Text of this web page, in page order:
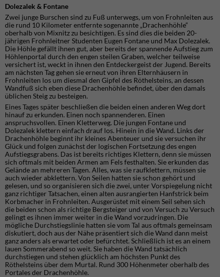
Dolezalek & Fontane
Zwei junge Burschen sind zu Fuß unterwegs, um von Frohnleiten aus
die rund 10 Kilometer entfernte sogenannte „Drachenhöhle“
oberhalb von Mixnitz zu besichtigen. Es sind dies die beiden 20-
jährigen Frohnleitner Studenten Eugen Fontane und Max Dolezalek.
Die Höhle gefällt ihnen gut, aber bereits der spannende Aufstieg zum
Höhlenportal durch den engen steilen Graben, welcher teilweise
versichert ist, weckt in ihnen den Entdeckergeist der Jugend. Bereits
am nächsten Tag gehen sie erneut von ihren Elternhäusern in
Frohnleiten los um diesmal den Gipfel des Röthelsteins, an dessen
Wandfuß sich eben diese Drachenhöhle befindet, über den damals
üblichen Steig zu besteigen.
Eines Tages später beschließen die beiden einen anderen Weg dort
hinauf zu erkunden. Einen noch spannenderen. Einen
anspruchsvollen. Einen Kletterweg. Die jungen Fontane und
Dolezalek klettern einfach drauf los. Hinein in die Wand. Links der
Drachenhöhle beginnt ihr kleines Abenteuer und sie versuchen ihr
Glück und folgen zunächst der logischen Fortsetzung des engen
Aufstiegsgrabens. Das ist bereits richtiges Klettern, denn sie müssen
sich oftmals mit beiden Armen am Fels festhalten. Sie erkunden das
Gelände an mehreren Tagen. Alles, was sie raufklettern, müssen sie
auch wieder abklettern. Von Seilen hatten sie schon gehört und
gelesen, und so organisieren sich die zwei, unter Vorspiegelung nicht
ganz richtiger Tatsachen, einen alten ausrangierten Hanfstrick beim
Korbmacher in Frohnleiten. Ausgerüstet mit einem Seil sehen sich
die beiden schon als richtige Bergsteiger und von Versuch zu Versuch
gelingt es ihnen immer weiter in die Wand vorzudringen. Die
mögliche Durchstiegslinie hatten sie vom Tal aus oftmals gemeinsam
diskutiert, doch aus der Nähe präsentiert sich die Wand dann meist
ganz anders als erwartet oder befürchtet. Schließlich ist es an einem
lauen Sommerabend so weit. Sie haben die Wand tatsächlich
durchstiegen und stehen glücklich am höchsten Punkt des
Röthelsteins über dem Murtal. Rund 300 Höhenmeter oberhalb des
Portales der Drachenhöhle.